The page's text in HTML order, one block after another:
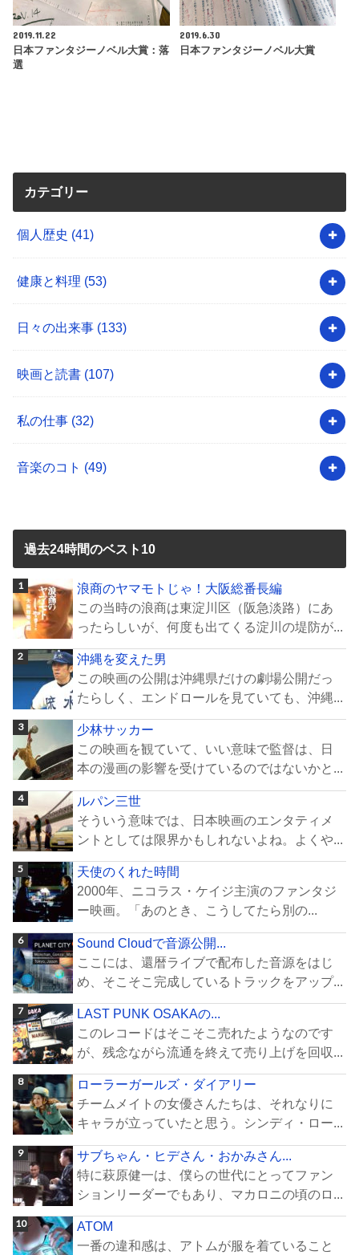
2019.11.22
日本ファンタジーノベル大賞：落
選
2019.6.30
日本ファンタジーノベル大賞
カテゴリー
個人歴史 (41)
健康と料理 (53)
日々の出来事 (133)
映画と読書 (107)
私の仕事 (32)
音楽のコト (49)
過去24時間のベスト10
浪商のヤマモトじゃ！大阪総番長編
この当時の浪商は東淀川区（阪急淡路）にあ
ったらしいが、何度も出てくる淀川の堤防が...
沖縄を変えた男
この映画の公開は沖縄県だけの劇場公開だっ
たらしく、エンドロールを見ていても、沖縄...
少林サッカー
この映画を観ていて、いい意味で監督は、日
本の漫画の影響を受けているのではないかと...
ルパン三世
そういう意味では、日本映画のエンタティメ
ントとしては限界かもしれないよね。よくや...
天使のくれた時間
2000年、ニコラス・ケイジ主演のファンタジ
ー映画。「あのとき、こうしてたら別の...
Sound Cloudで音源公開...
ここには、還暦ライブで配布した音源をはじ
め、そこそこ完成しているトラックをアップ...
LAST PUNK OSAKAの...
このレコードはそこそこ売れたようなのです
が、残念ながら流通を終えて売り上げを回収...
ローラーガールズ・ダイアリー
チームメイトの女優さんたちは、それなりに
キャラが立っていたと思う。シンディ・ロー...
サブちゃん・ヒデさん・おかみさん...
特に萩原健一は、僕らの世代にとってファン
ションリーダーでもあり、マカロニの頃のロ...
ATOM
一番の違和感は、アトムが服を着ていること